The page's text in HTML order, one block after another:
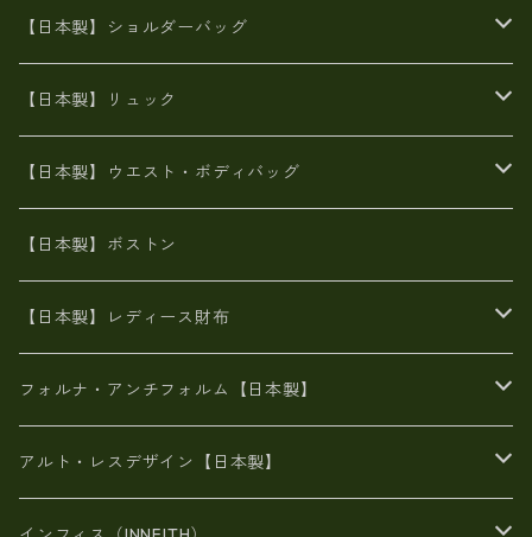
牛革製品トート・ショルダー
牛革製品リュック
火山灰染めバッグ
8号帆布
豊岡製
ヌメ革バッグ
Ａ3サイズ
オイルレザー
エナメル
がま口
リネン
メタリック
スエード
【日本製】ショルダーバッグ
漂流ロープバッグ
6号蝋引き帆布
火山灰染めバッグ
8号帆布
財布ポシェット
牛革
メタリック
オイルレザー
６号蝋引き帆布
豊岡製品
エナメルクロコ
がま口
【日本製】リュック
帆布
豊岡
豊岡製
牛革
日本製
【日本製】ウエスト・ボディバッグ
帆布
【日本製】ボストン
【日本製】レディース財布
二つ折り財布
がま口財布
スペインレザー
長財布
スペインレザー
フォルナ・アンチフォルム【日本製】
BAG
アルト・レスデザイン【日本製】